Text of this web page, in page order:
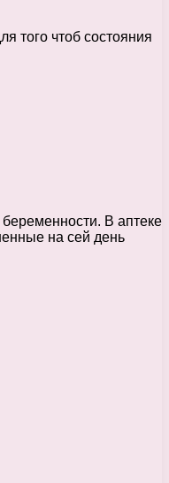
того чтоб состояния
беременности. В аптеке
на сей день